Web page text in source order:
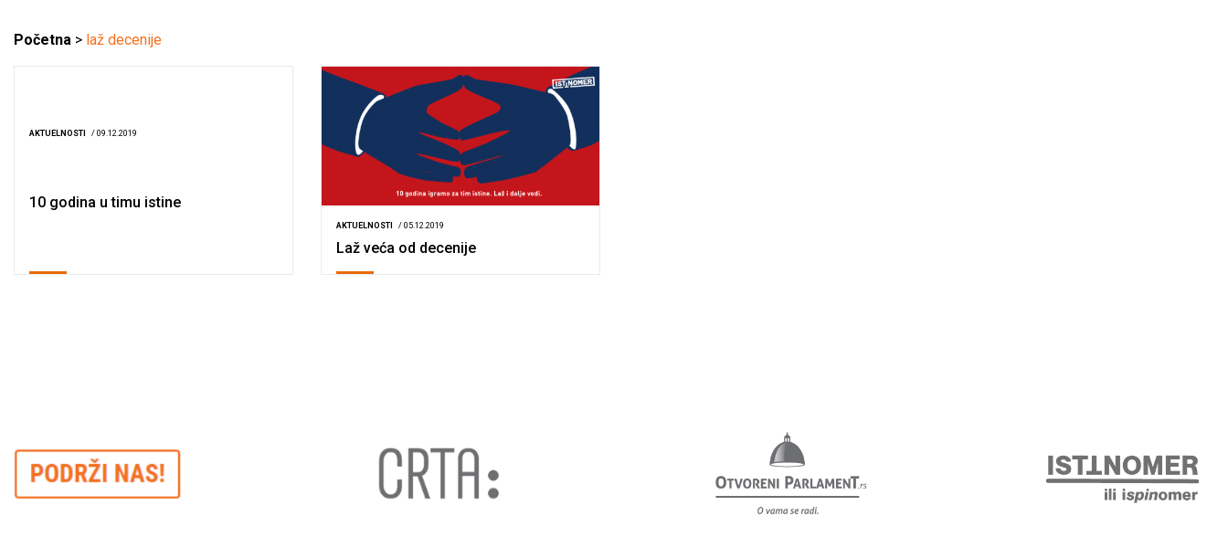
Početna > laž decenije
AKTUELNOSTI / 09.12.2019
10 godina u timu istine
AKTUELNOSTI / 05.12.2019
Laž veća od decenije